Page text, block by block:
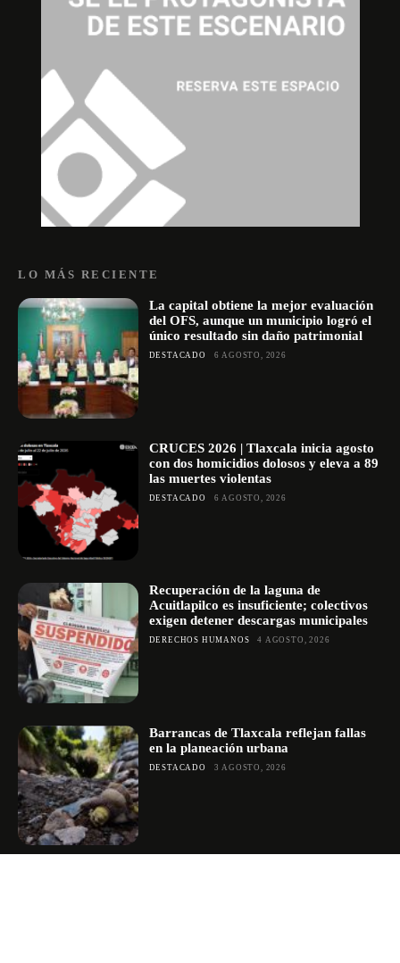
LO MÁS RECIENTE
La capital obtiene la mejor evaluación
del OFS, aunque un municipio logró el
único resultado sin daño patrimonial
DESTACADO 6 AGOSTO, 2026
CRUCES 2026 | Tlaxcala inicia agosto
con dos homicidios dolosos y eleva a 89
las muertes violentas
DESTACADO 6 AGOSTO, 2026
Recuperación de la laguna de
Acuitlapilco es insuficiente; colectivos
exigen detener descargas municipales
DERECHOS HUMANOS 4 AGOSTO, 2026
Barrancas de Tlaxcala reflejan fallas
en la planeación urbana
DESTACADO 3 AGOSTO, 2026